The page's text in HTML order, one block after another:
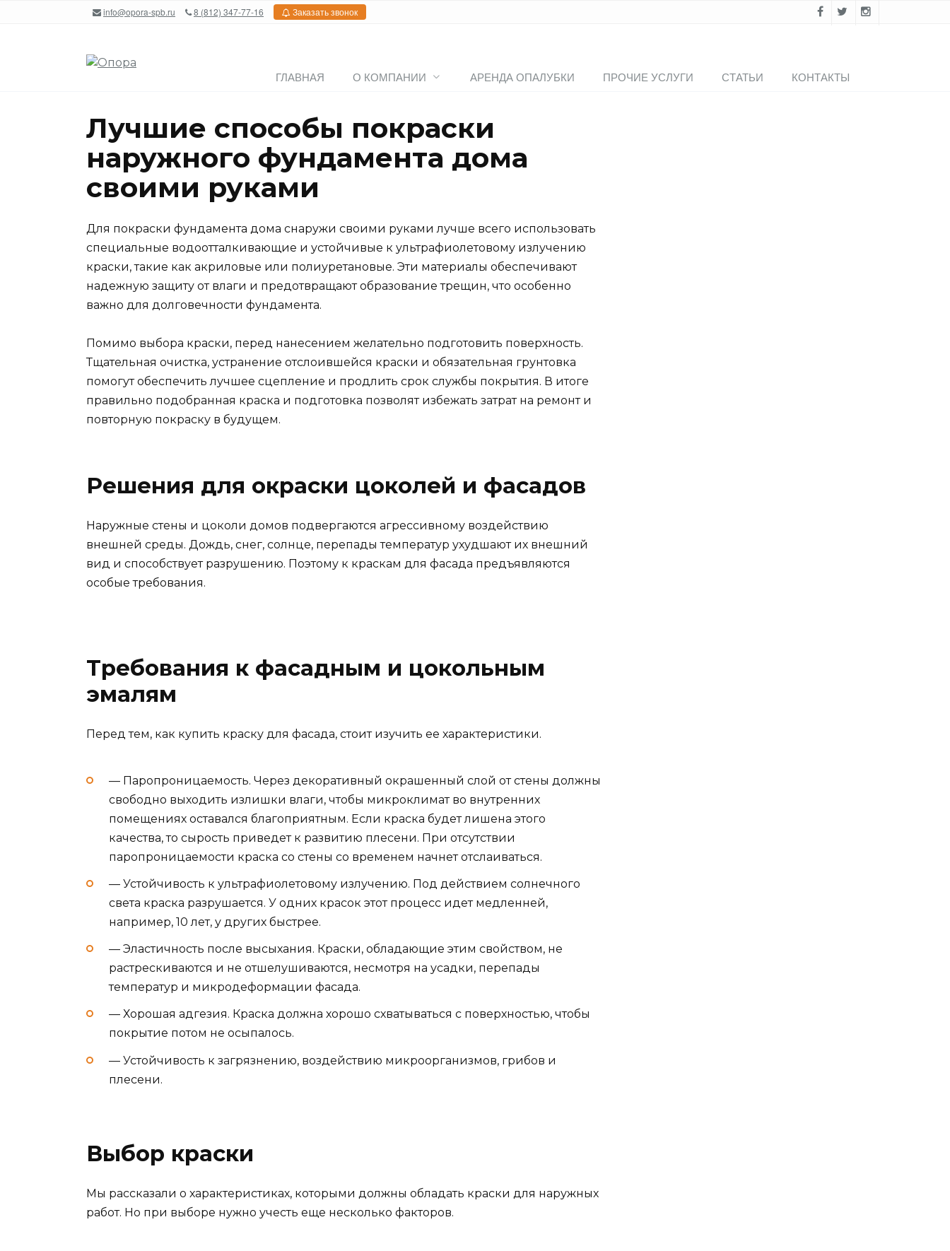
info@opora-spb.ru 8 (812) 347-77-16 Заказать звонок
ГЛАВНАЯ О КОМПАНИИ АРЕНДА ОПАЛУБКИ ПРОЧИЕ УСЛУГИ СТАТЬИ КОНТАКТЫ
Лучшие способы покраски
наружного фундамента дома
своими руками
Для покраски фундамента дома снаружи своими руками лучше всего использовать
специальные водоотталкивающие и устойчивые к ультрафиолетовому излучению
краски, такие как акриловые или полиуретановые. Эти материалы обеспечивают
надежную защиту от влаги и предотвращают образование трещин, что особенно
важно для долговечности фундамента.
Помимо выбора краски, перед нанесением желательно подготовить поверхность.
Тщательная очистка, устранение отслоившейся краски и обязательная грунтовка
помогут обеспечить лучшее сцепление и продлить срок службы покрытия. В итоге
правильно подобранная краска и подготовка позволят избежать затрат на ремонт и
повторную покраску в будущем.
Решения для окраски цоколей и фасадов
Наружные стены и цоколи домов подвергаются агрессивному воздействию
внешней среды. Дождь, снег, солнце, перепады температур ухудшают их внешний
вид и способствует разрушению. Поэтому к краскам для фасада предъявляются
особые требования.
Требования к фасадным и цокольным
эмалям
Перед тем, как купить краску для фасада, стоит изучить ее характеристики.
— Паропроницаемость. Через декоративный окрашенный слой от стены должны
свободно выходить излишки влаги, чтобы микроклимат во внутренних
помещениях оставался благоприятным. Если краска будет лишена этого
качества, то сырость приведет к развитию плесени. При отсутствии
паропроницаемости краска со стены со временем начнет отслаиваться.
— Устойчивость к ультрафиолетовому излучению. Под действием солнечного
света краска разрушается. У одних красок этот процесс идет медленней,
например, 10 лет, у других быстрее.
— Эластичность после высыхания. Краски, обладающие этим свойством, не
растрескиваются и не отшелушиваются, несмотря на усадки, перепады
температур и микродеформации фасада.
— Хорошая адгезия. Краска должна хорошо схватываться с поверхностью, чтобы
покрытие потом не осыпалось.
— Устойчивость к загрязнению, воздействию микроорганизмов, грибов и
плесени.
Выбор краски
Мы рассказали о характеристиках, которыми должны обладать краски для наружных
работ. Но при выборе нужно учесть еще несколько факторов.